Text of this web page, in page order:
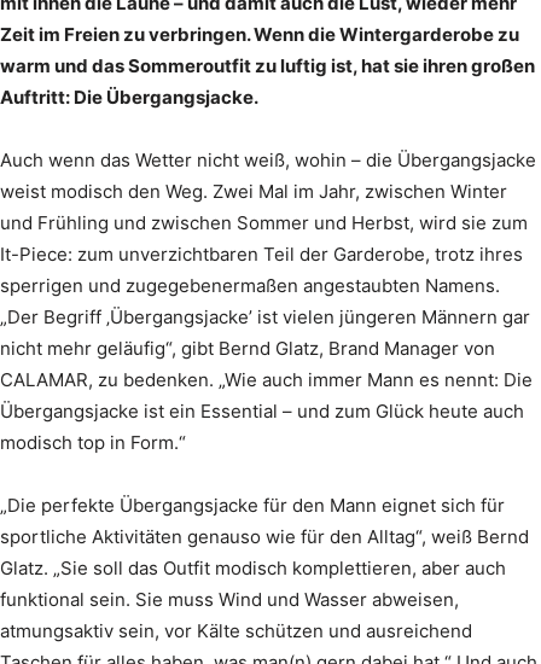
Zeit im Freien zu verbringen. Wenn die Wintergarderobe zu
warm und das Sommeroutfit zu luftig ist, hat sie ihren großen
Auftritt: Die Übergangsjacke.
Auch wenn das Wetter nicht weiß, wohin – die Übergangsjacke
weist modisch den Weg. Zwei Mal im Jahr, zwischen Winter
und Frühling und zwischen Sommer und Herbst, wird sie zum
It-Piece: zum unverzichtbaren Teil der Garderobe, trotz ihres
sperrigen und zugegebenermaßen angestaubten Namens.
„Der Begriff ‚Übergangsjacke’ ist vielen jüngeren Männern gar
nicht mehr geläufig“, gibt Bernd Glatz, Brand Manager von
CALAMAR, zu bedenken. „Wie auch immer Mann es nennt: Die
Übergangsjacke ist ein Essential – und zum Glück heute auch
modisch top in Form.“
„Die perfekte Übergangsjacke für den Mann eignet sich für
sportliche Aktivitäten genauso wie für den Alltag“, weiß Bernd
Glatz. „Sie soll das Outfit modisch komplettieren, aber auch
funktional sein. Sie muss Wind und Wasser abweisen,
atmungsaktiv sein, vor Kälte schützen und ausreichend